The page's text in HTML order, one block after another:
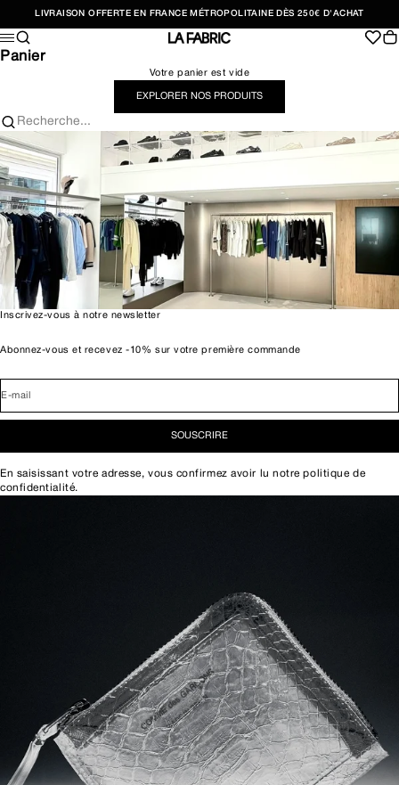
LIVRAISON OFFERTE EN FRANCE MÉTROPOLITAINE DÈS 250€ D'ACHAT
LA FABRIC SHOP
Menu
Recherche
Panier
Votre panier est vide
EXPLORER NOS PRODUITS
Recherche...
Inscrivez-vous à notre newsletter
Abonnez-vous et recevez -10% sur votre première commande
E-mail
SOUSCRIRE
En saisissant votre adresse, vous confirmez avoir lu notrepolitique de
confidentialité.